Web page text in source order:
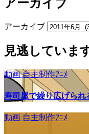
アーカイブ
アーカイブ
見逃していま
動画自主制作ｱﾆﾒ
寿司屋で繰り広げら
動画 自主制作ｱﾆﾒ